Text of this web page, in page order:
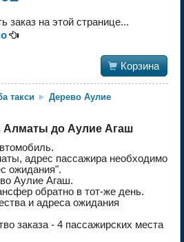
заказ на этой странице...

 Корзина
такси ► Дерево Аулие
Алматы до Аулие Агаш
адрес пассажира необходимо
ожидания".
Аулие Агаш.
обратно в тот-же день.
и адреса ожидания
заказа - 4 пассажирских места